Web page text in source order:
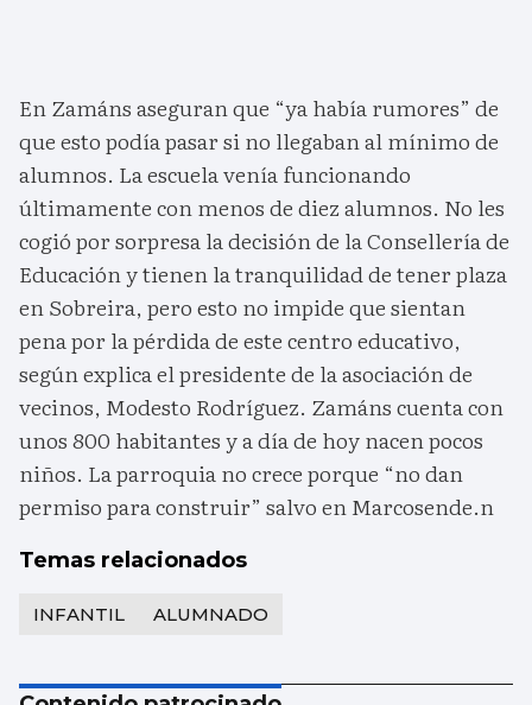
En Zamáns aseguran que “ya había rumores” de
que esto podía pasar si no llegaban al mínimo de
alumnos. La escuela venía funcionando
últimamente con menos de diez alumnos. No les
cogió por sorpresa la decisión de la Consellería de
Educación y tienen la tranquilidad de tener plaza
en Sobreira, pero esto no impide que sientan
pena por la pérdida de este centro educativo,
según explica el presidente de la asociación de
vecinos, Modesto Rodríguez. Zamáns cuenta con
unos 800 habitantes y a día de hoy nacen pocos
niños. La parroquia no crece porque “no dan
permiso para construir” salvo en Marcosende.n
Temas relacionados
INFANTIL ALUMNADO